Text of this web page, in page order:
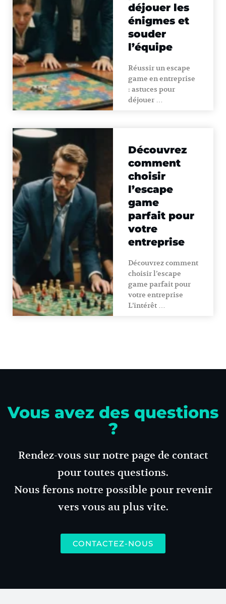
déjouer les
énigmes et
souder
l’équipe
Réussir un escape
game en entreprise
: astuces pour
déjouer …
Découvrez
comment
choisir
l’escape
game
parfait pour
votre
entreprise
Découvrez comment
choisir l’escape
game parfait pour
votre entreprise
L’intérêt …
Vous avez des questions
?
Rendez-vous sur notre page de contact
pour toutes questions.
Nous ferons notre possible pour revenir
vers vous au plus vite.
CONTACTEZ-NOUS